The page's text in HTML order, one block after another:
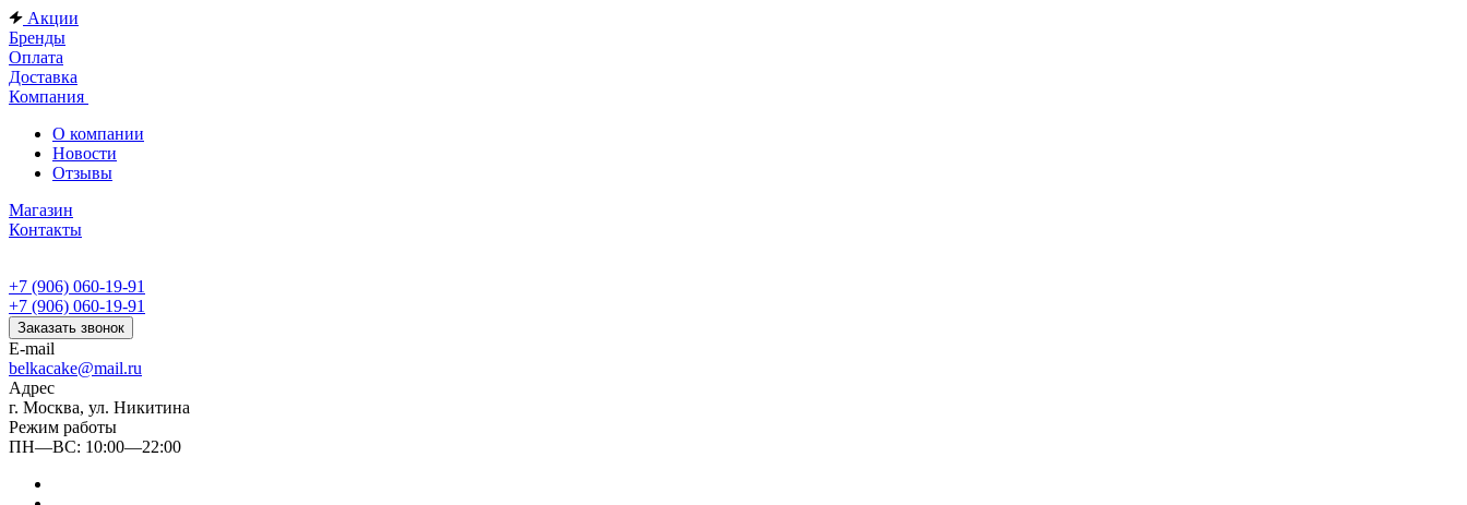
Акции
Бренды
Оплата
Доставка
Компания
О компании
Новости
Отзывы
Магазин
Контакты
+7 (906) 060-19-91
+7 (906) 060-19-91
Заказать звонок
E-mail
belkacake@mail.ru
Адрес
г. Москва, ул. Никитина
Режим работы
ПН—ВС: 10:00—22:00